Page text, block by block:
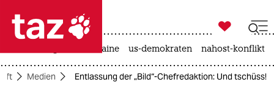
 taz zahl ich
taz zahl ich

taz zahl ich
krieg in der ukraine us-demokraten nahost-konflikt
Medien Entlassung der „Bild“-Chefredaktion: Und tschüss!